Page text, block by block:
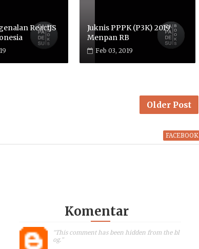
ReactJS
Juknis PPPK (P3K) 2019
Menpan RB
Feb 03, 2019
Older Post
FACEBOOK
Komentar
"This comment has been hidden from the bl
og."